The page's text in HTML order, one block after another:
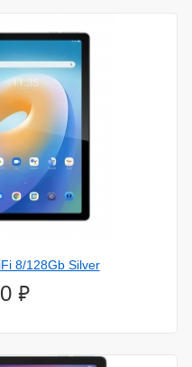
8/128Gb Silver
⃏